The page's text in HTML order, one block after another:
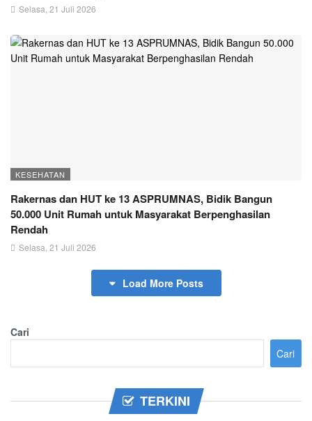
Selasa, 21 Juli 2026
KESEHATAN
Rakernas dan HUT ke 13 ASPRUMNAS, Bidik Bangun
50.000 Unit Rumah untuk Masyarakat Berpenghasilan
Rendah
Selasa, 21 Juli 2026
Load More Posts
Cari
Cari
TERKINI